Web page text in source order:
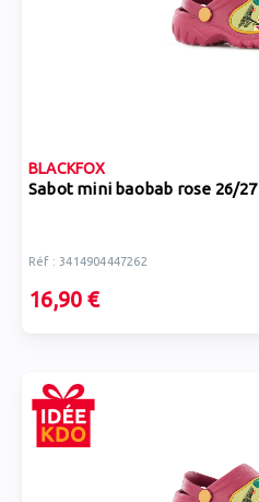
BLACKFOX
Sabot mini baobab rose 26/27
Réf : 3414904447262
16,90 €